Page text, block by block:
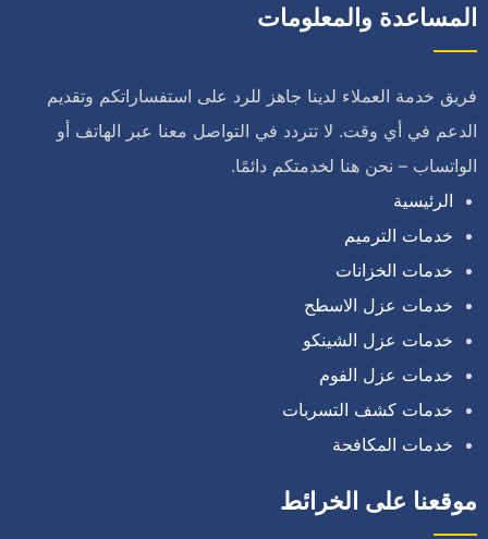
المساعدة والمعلومات
فريق خدمة العملاء لدينا جاهز للرد على استفساراتكم وتقديم
الدعم في أي وقت. لا تتردد في التواصل معنا عبر الهاتف أو
الواتساب – نحن هنا لخدمتكم دائمًا.
الرئيسية
خدمات الترميم
خدمات الخزانات
خدمات عزل الاسطح
خدمات عزل الشينكو
خدمات عزل الفوم
خدمات كشف التسربات
خدمات المكافحة
موقعنا على الخرائط